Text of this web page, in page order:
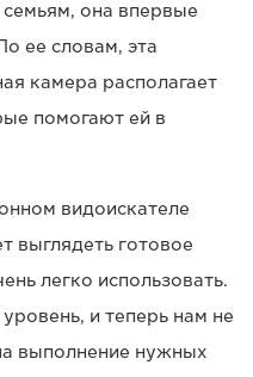
она впервые
ее словам, эта
камера располагает
помогают ей в
видоискателе
выглядеть готовое
легко использовать.
и теперь нам не
выполнение нужных